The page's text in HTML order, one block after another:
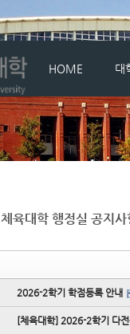
HOME 대
체육대학 행정실 공지사
2026-2학기 학점등록 안내
[체육대학] 2026-2학기 다